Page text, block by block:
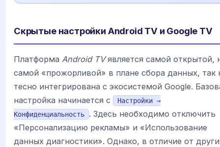
Скрытые настройки Android TV и Google TV
Платформа Android TVявляется самой открытой,
самой «прожорливой» в плане сбора данных, так
тесно интегрирована с экосистемой Google.
настройка начинается с
Настройки →
Конфиденциальность
. Здесь необходимо отключить
«Персонализацию рекламы» и «Использование
данных диагностики». Однако, в отличие от